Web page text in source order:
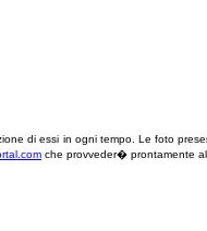
di essi in ogni tempo. Le foto
che provveder� prontamente